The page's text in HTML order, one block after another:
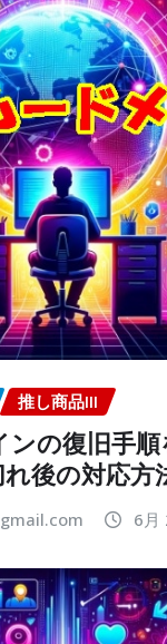
推し商品III
の復旧手
後の対応方
6月